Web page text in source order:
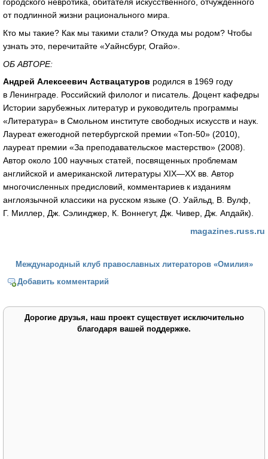
от подлинной жизни рационального мира.
Кто мы такие? Как мы такими стали? Откуда мы родом? Чтобы
узнать это, перечитайте «Уайнсбург, Огайо».
ОБ АВТОРЕ:
Андрей Алексеевич Аствацатуров родился в 1969 году
в Ленинграде. Российский филолог и писатель. Доцент кафедры
Истории зарубежных литератур и руководитель программы
«Литература» в Смольном институте свободных искусств и наук.
Лауреат ежегодной петербургской премии «Топ-50» (2010),
лауреат премии «За преподавательское мастерство» (2008).
Автор около 100 научных статей, посвященных проблемам
английской и американской литературы XIX—XX вв. Автор
многочисленных предисловий, комментариев к изданиям
англоязычной классики на русском языке (О. Уайльд, В. Вулф,
Г. Миллер, Дж. Сэлинджер, К. Воннегут, Дж. Чивер, Дж. Апдайк).
magazines.russ.ru
Международный клуб православных литераторов «Омилия»
Добавить комментарий
Дорогие друзья, наш проект существует исключительно
благодаря вашей поддержке.